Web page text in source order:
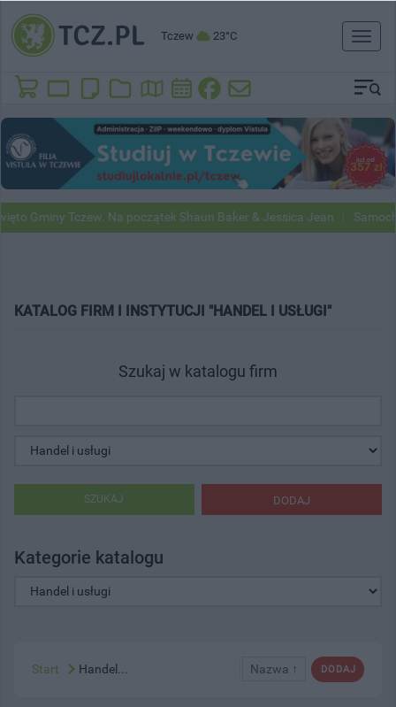
Tczew 23°C
Toggle
Gminy Tczew. Na początek Shaun Baker & Jessica Jean
KATALOG FIRM I INSTYTUCJI "HANDEL I USŁUGI"
Szukaj w katalogu firm
DODAJ
SZUKAJ
Kategorie katalogu
DODAJ
Nazwa ↑
Start Handel...